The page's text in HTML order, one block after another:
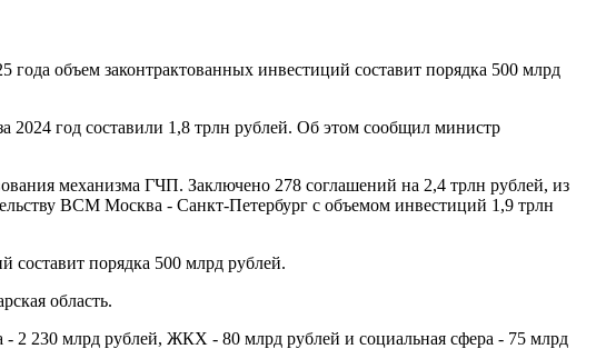
объем законтрактованных инвестиций составит порядка 500 млрд
год составили 1,8 трлн рублей. Об этом сообщил министр
механизма ГЧП. Заключено 278 соглашений на 2,4 трлн рублей, из
ВСМ Москва - Санкт-Петербург с объемом инвестиций 1,9 трлн
составит порядка 500 млрд рублей.
область.
2 230 млрд рублей, ЖКХ - 80 млрд рублей и социальная сфера - 75 млрд